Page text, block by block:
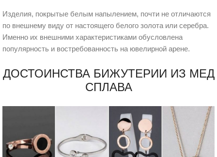
Изделия, покрытые белым напылением, почти не отличаются
по внешнему виду от настоящего белого золота или серебра.
Именно их внешними характеристиками обусловлена
популярность и востребованность на ювелирной арене.
ДОСТОИНСТВА БИЖУТЕРИИ ИЗ МЕД
СПЛАВА